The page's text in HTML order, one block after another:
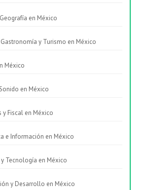
en México
y Turismo en México
México
en México
y Fiscal en México
e Información en México
Tecnología en México
y Desarrollo en México